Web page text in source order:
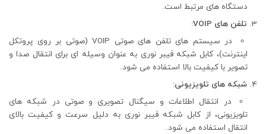
دستگاه ‌های مرتبط است.
تلفن ‌های VOIP:
در سیستم‌ های تلفن ‌های صوتی VOIP (صوتی بر روی پروتکل
اینترنت)، کابل شبکه فیبر نوری به عنوان وسیله ‌ای برای انتقال صدا و
تصویر با کیفیت بالا استفاده می ‌شود.
شبکه ‌های تلویزیونی:
در انتقال اطلاعات و سیگنال تصویری و صوتی در شبکه ‌های
تلویزیونی، از کابل شبکه فیبر نوری به دلیل سرعت و کیفیت بالای
انتقال استفاده می ‌شود.